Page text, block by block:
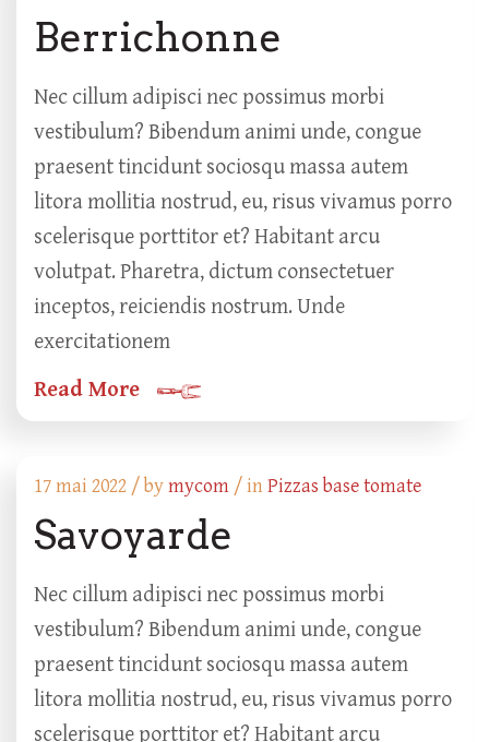
Berrichonne
Nec cillum adipisci nec possimus morbi
vestibulum? Bibendum animi unde, congue
praesent tincidunt sociosqu massa autem
litora mollitia nostrud, eu, risus vivamus porro
scelerisque porttitor et? Habitant arcu
volutpat. Pharetra, dictum consectetuer
inceptos, reiciendis nostrum. Unde
exercitationem
Read More
17 mai 2022 /bymycom / inPizzas base tomate
Savoyarde
Nec cillum adipisci nec possimus morbi
vestibulum? Bibendum animi unde, congue
praesent tincidunt sociosqu massa autem
litora mollitia nostrud, eu, risus vivamus porro
scelerisque porttitor et? Habitant arcu